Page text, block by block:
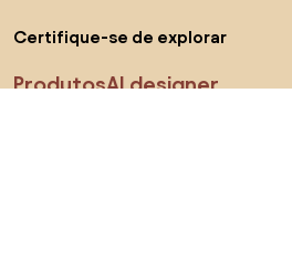
Certifique-se de explorar
ProdutosAI designer